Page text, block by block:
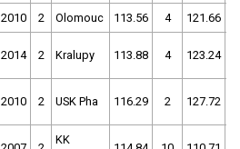
2010 2 Olomouc 113.56 4 121.66
2014 2 Kralupy 113.88 4 123.24
2010 2 USK Pha 116.29 2 127.72
KK